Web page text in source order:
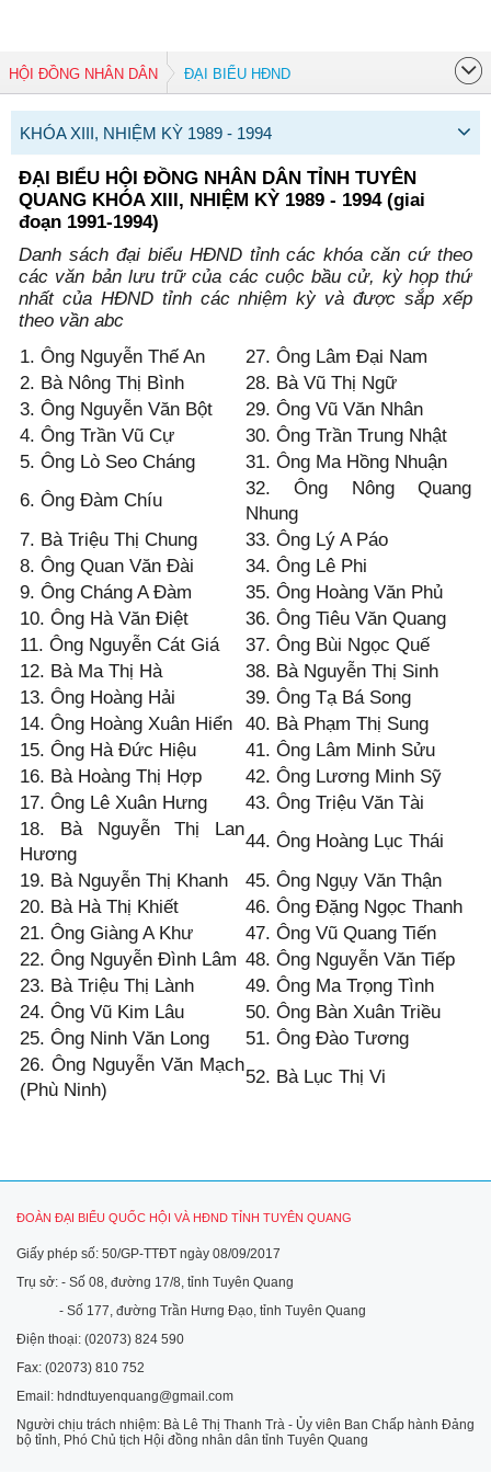
HỘI ĐỒNG NHÂN DÂN ĐẠI BIỂU HĐND
KHÓA XIII, NHIỆM KỲ 1989 - 1994
ĐẠI BIỂU HỘI ĐỒNG NHÂN DÂN TỈNH TUYÊN
QUANG KHÓA XIII, NHIỆM KỲ 1989 - 1994 (giai
đoạn 1991-1994)
Danh sách đại biểu HĐND tỉnh các khóa căn cứ theo
các văn bản lưu trữ của các cuộc bầu cử, kỳ họp thứ
nhất của HĐND tỉnh các nhiệm kỳ và được sắp xếp
theo vần abc
1. Ông Nguyễn Thế An
27. Ông Lâm Đại Nam
2. Bà Nông Thị Bình
28. Bà Vũ Thị Ngữ
3. Ông Nguyễn Văn Bột
29. Ông Vũ Văn Nhân
4. Ông Trần Vũ Cự
30. Ông Trần Trung Nhật
5. Ông Lò Seo Cháng
31. Ông Ma Hồng Nhuận
6. Ông Đàm Chíu
32. Ông Nông Quang
Nhung
7. Bà Triệu Thị Chung
33. Ông Lý A Páo
8. Ông Quan Văn Đài
34. Ông Lê Phi
9. Ông Cháng A Đàm
35. Ông Hoàng Văn Phủ
10. Ông Hà Văn Điệt
36. Ông Tiêu Văn Quang
11. Ông Nguyễn Cát Giá
37. Ông Bùi Ngọc Quế
12. Bà Ma Thị Hà
38. Bà Nguyễn Thị Sinh
13. Ông Hoàng Hải
39. Ông Tạ Bá Song
14. Ông Hoàng Xuân Hiển
40. Bà Phạm Thị Sung
15. Ông Hà Đức Hiệu
41. Ông Lâm Minh Sửu
16. Bà Hoàng Thị Hợp
42. Ông Lương Minh Sỹ
17. Ông Lê Xuân Hưng
43. Ông Triệu Văn Tài
18. Bà Nguyễn Thị Lan
Hương
44. Ông Hoàng Lục Thái
19. Bà Nguyễn Thị Khanh
45. Ông Ngụy Văn Thận
20. Bà Hà Thị Khiết
46. Ông Đặng Ngọc Thanh
21. Ông Giàng A Khư
47. Ông Vũ Quang Tiến
22. Ông Nguyễn Đình Lâm 48. Ông Nguyễn Văn Tiếp
23. Bà Triệu Thị Lành
49. Ông Ma Trọng Tình
24. Ông Vũ Kim Lâu
50. Ông Bàn Xuân Triều
25. Ông Ninh Văn Long
51. Ông Đào Tương
26. Ông Nguyễn Văn Mạch
(Phù Ninh)
52. Bà Lục Thị Vi
ĐOÀN ĐẠI BIỂU QUỐC HỘI VÀ HĐND TỈNH TUYÊN QUANG
Giấy phép số: 50/GP-TTĐT ngày 08/09/2017
Trụ sở: - Số 08, đường 17/8, tỉnh Tuyên Quang
- Số 177, đường Trần Hưng Đạo, tỉnh Tuyên Quang
Điện thoại: (02073) 824 590
Fax: (02073) 810 752
Email: hdndtuyenquang@gmail.com
Người chịu trách nhiệm: Bà Lê Thị Thanh Trà - Ủy viên Ban Chấp hành Đảng
bộ tỉnh, Phó Chủ tịch Hội đồng nhân dân tỉnh Tuyên Quang